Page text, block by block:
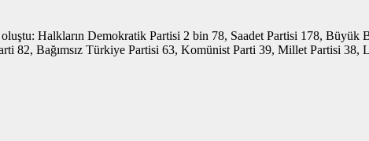
oluştu: Halkların Demokratik Partisi 2 bin 78, Saadet Partisi 178,
82, Bağımsız Türkiye Partisi 63, Komünist Parti 39, Millet Partisi 38,